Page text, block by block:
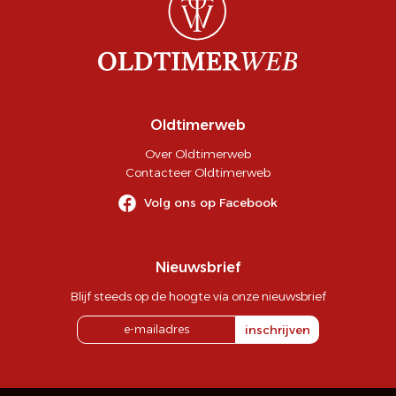
Oldtimerweb
Over Oldtimerweb
Contacteer Oldtimerweb
Volg ons op Facebook
Nieuwsbrief
Blijf steeds op de hoogte via onze nieuwsbrief
inschrijven